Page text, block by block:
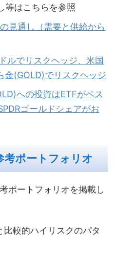
等はこちらを参照
見通し（需要と供給から
ルでリスクヘッジ、米国
金(GOLD)でリスクヘッジ
への投資はETFがベス
ゴールドシェアがお
考ポートフォリオ
ポートフォリオを掲載し
較的ハイリスクのパタ